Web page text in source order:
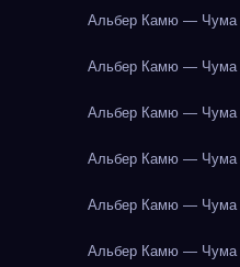
Альбер Камю — Чума
Альбер Камю — Чума
Альбер Камю — Чума
Альбер Камю — Чума
Альбер Камю — Чума
Альбер Камю — Чума